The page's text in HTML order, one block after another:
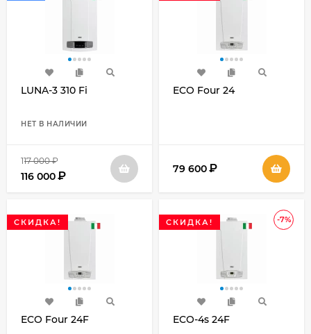
LUNA-3 310 Fi
НЕТ В НАЛИЧИИ
117 000 ₽
116 000₽
ECO Four 24
79 600₽
СКИДКА!
ECO Four 24F
-7%
СКИДКА!
ECO-4s 24F